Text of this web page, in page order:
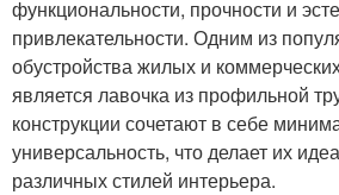
функциональности, прочности и
привлекательности. Одним из
обустройства жилых и
является лавочка из профильной
конструкции сочетают в себе
универсальность, что делает их
различных стилей интерьера.